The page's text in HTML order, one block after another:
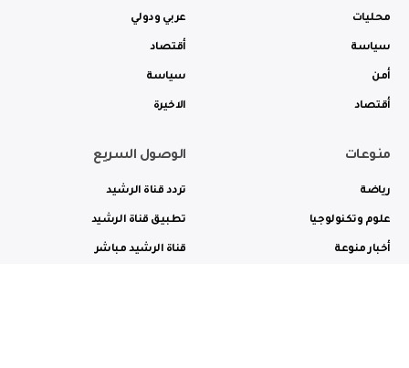
محليات
سياسة
أمن
أقتصاد
عربي ودولي
أقتصاد
سياسة
الاخيرة
منوعات
رياضة
علوم وتكنولوجيا
أخبار منوعة
الوصول السريع
تردد قناة الرشيد
تطبيق قناة الرشيد
قناة الرشيد مباشر